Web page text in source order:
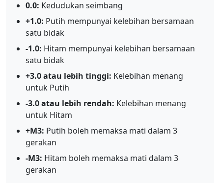
0.0: Kedudukan seimbang
+1.0: Putih mempunyai kelebihan bersamaan
satu bidak
-1.0: Hitam mempunyai kelebihan bersamaan
satu bidak
+3.0 atau lebih tinggi: Kelebihan menang
untuk Putih
-3.0 atau lebih rendah: Kelebihan menang
untuk Hitam
+M3: Putih boleh memaksa mati dalam 3
gerakan
-M3: Hitam boleh memaksa mati dalam 3
gerakan